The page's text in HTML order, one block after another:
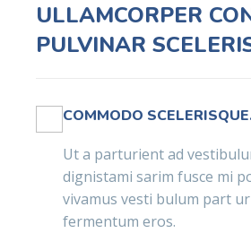
ULLAMCORPER
PULVINAR
COMMODO
Ut a parturient ad
dignistami sarim fusce mi
vivamus vesti bulum part
fermentum eros.